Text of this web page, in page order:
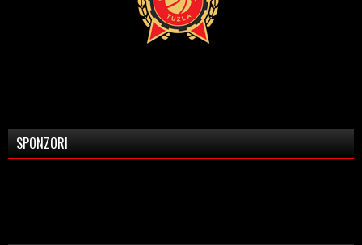
SPONZORI